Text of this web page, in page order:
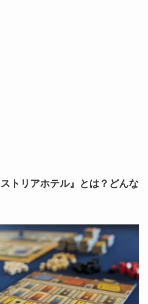
ストリアホテル』とは？どんな